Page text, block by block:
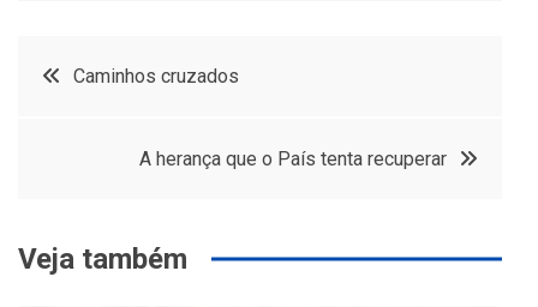
Navegação
Caminhos cruzados
A herança que o País tenta recuperar
Veja também